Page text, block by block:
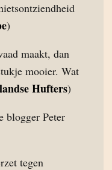
)
maakt, dan
mooier. Wat
Hufters)
blogger Peter
tegen